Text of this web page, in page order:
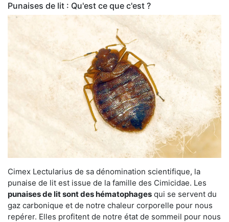
Punaises de lit : Qu'est ce que c'est ?
Cimex Lectularius de sa dénomination scientifique, la
punaise de lit est issue de la famille des Cimicidae. Les
punaises de lit sont des hématophages qui se servent du
gaz carbonique et de notre chaleur corporelle pour nous
repérer. Elles profitent de notre état de sommeil pour nous